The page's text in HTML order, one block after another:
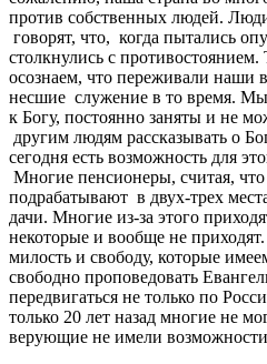
против собственных людей.
говорят, что, когда пытались
столкнулись с
осознаем, что переживали
несшие служение в то время.
к Богу, постоянно заняты и не
другим людям рассказывать о
сегодня есть возможность для
Многие пенсионеры, считая,
подрабатывают в двух-трех
дачи. Многие из-за этого
некоторые и вообще не
милость и свободу, которые
свободно проповедовать
передвигаться не только по
только 20 лет назад многие не
верующие не имели возможности